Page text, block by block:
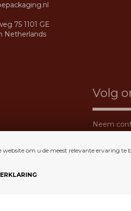
website om u de meest relevante ervaring
75 1101 GE
Netherlands
Volg
Neem